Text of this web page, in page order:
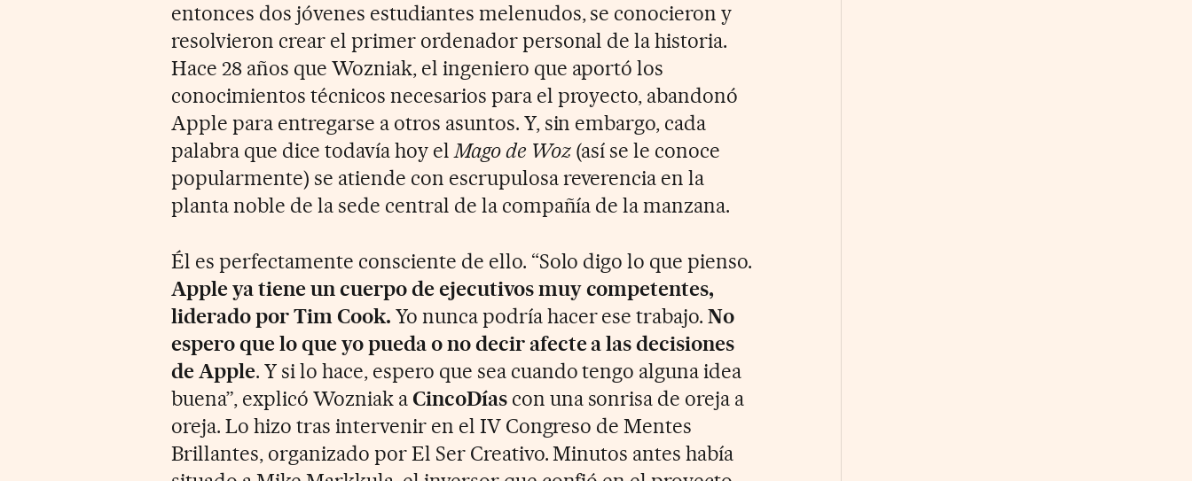
entonces dos jóvenes estudiantes melenudos, se conocieron y
resolvieron crear el primer ordenador personal de la historia.
Hace 28 años que Wozniak, el ingeniero que aportó los
conocimientos técnicos necesarios para el proyecto, abandonó
Apple para entregarse a otros asuntos. Y, sin embargo, cada
palabra que dice todavía hoy elMago de Woz(así se le conoce
popularmente) se atiende con escrupulosa reverencia en la
planta noble de la sede central de la compañía de la manzana.
Él es perfectamente consciente de ello. “Solo digo lo que pienso.
Apple ya tiene un cuerpo de ejecutivos muy competentes,
liderado por Tim Cook. Yo nunca podría hacer ese trabajo.No
espero que lo que yo pueda o no decir afecte a las decisiones
de Apple. Y si lo hace, espero que sea cuando tengo alguna idea
buena”, explicó Wozniak a CincoDíascon una sonrisa de oreja a
oreja. Lo hizo tras intervenir en el IV Congreso de Mentes
Brillantes, organizado por El Ser Creativo. Minutos antes había